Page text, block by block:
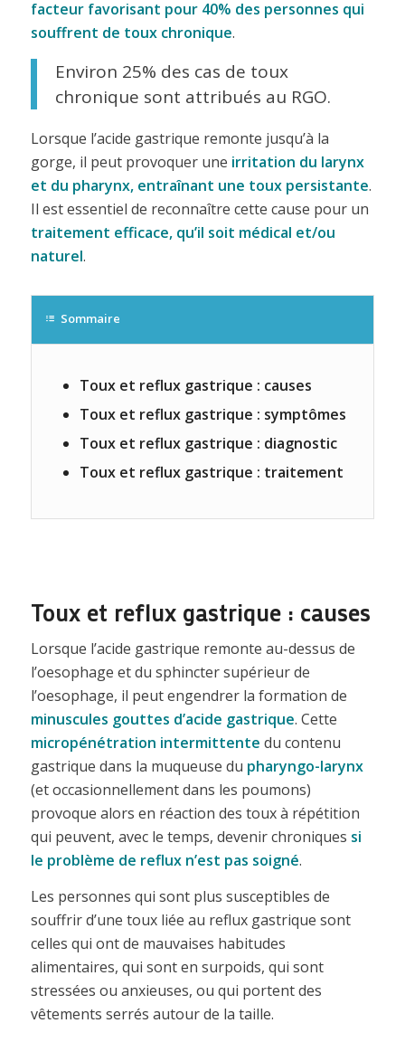
facteur favorisant pour 40% des personnes qui
souffrent de toux chronique.
Environ 25% des cas de toux
chronique sont attribués au RGO.
Lorsque l’acide gastrique remonte jusqu’à la
gorge, il peut provoquer une irritation du larynx
et du pharynx, entraînant une toux persistante.
Il est essentiel de reconnaître cette cause pour un
traitement efficace, qu’il soit médical et/ou
naturel.
Sommaire
Toux et reflux gastrique : causes
Toux et reflux gastrique : symptômes
Toux et reflux gastrique : diagnostic
Toux et reflux gastrique : traitement
Toux et reflux gastrique : causes
Lorsque l’acide gastrique remonte au-dessus de
l’oesophage et du sphincter supérieur de
l’oesophage, il peut engendrer la formation de
minuscules gouttes d’acide gastrique. Cette
micropénétration intermittente du contenu
gastrique dans la muqueuse du pharyngo-larynx
(et occasionnellement dans les poumons)
provoque alors en réaction des toux à répétition
qui peuvent, avec le temps, devenir chroniques si
le problème de reflux n’est pas soigné.
Les personnes qui sont plus susceptibles de
souffrir d’une toux liée au reflux gastrique sont
celles qui ont de mauvaises habitudes
alimentaires, qui sont en surpoids, qui sont
stressées ou anxieuses, ou qui portent des
vêtements serrés autour de la taille.